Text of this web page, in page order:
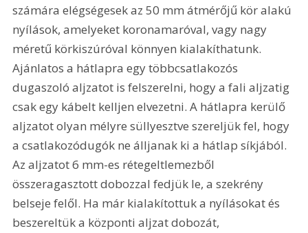
számára elégségesek az 50 mm átmérőjű kör alakú
nyílások, amelyeket koronamaróval, vagy nagy
méretű körkiszúróval könnyen kialakíthatunk.
Ajánlatos a hátlapra egy többcsatlakozós
dugaszoló aljzatot is felszerelni, hogy a fali aljzatig
csak egy kábelt kelljen elvezetni. A hátlapra kerülő
aljzatot olyan mélyre süllyesztve szereljük fel, hogy
a csatlakozódugók ne álljanak ki a hátlap síkjából.
Az aljzatot 6 mm-es rétegeltlemezből
összeragasztott dobozzal fedjük le, a szekrény
belseje felől. Ha már kialakítottuk a nyílásokat és
beszereltük a központi aljzat dobozát,